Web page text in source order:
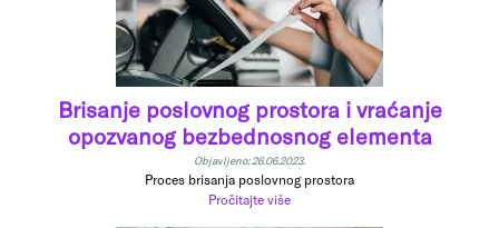
Brisanje poslovnog prostora i vraćanje
opozvanog bezbednosnog elementa
Objavljeno: 26.06.2023.
Proces brisanja poslovnog prostora
Pročitajte više